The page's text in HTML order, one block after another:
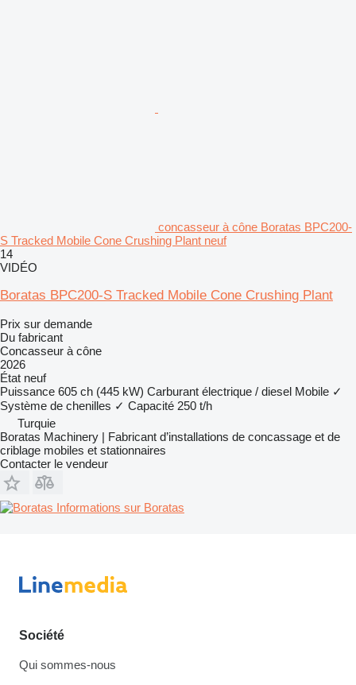
concasseur à cône Boratas BPC200-
S Tracked Mobile Cone Crushing Plant neuf
14
VIDÉO
Boratas BPC200-S Tracked Mobile Cone Crushing Plant
Prix sur demande
Du fabricant
Concasseur à cône
2026
État neuf
Puissance 605 ch (445 kW) Carburant électrique / diesel Mobile ✓
Système de chenilles ✓ Capacité 250 t/h
Turquie
Boratas Machinery | Fabricant d’installations de concassage et de
criblage mobiles et stationnaires
Contacter le vendeur
Informations sur Boratas
Société
Qui sommes-nous